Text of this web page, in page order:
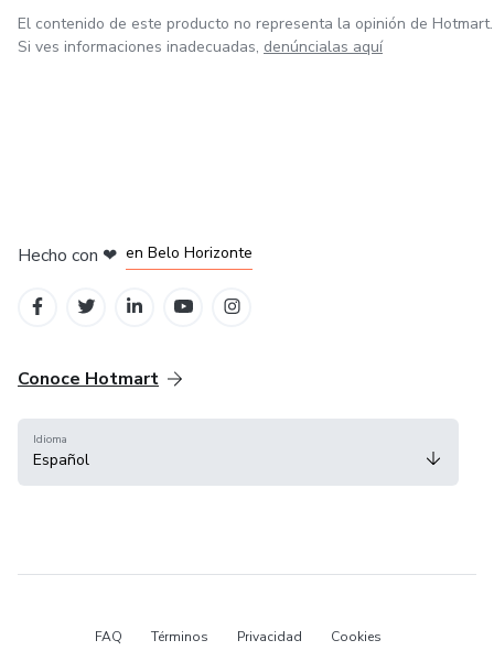
El contenido de este producto no representa la opinión de Hotmart.
Si ves informaciones inadecuadas, denúncialas aquí
Hecho con ❤ en Belo Horizonte
Conoce Hotmart
Idioma
Español
FAQ Términos Privacidad Cookies